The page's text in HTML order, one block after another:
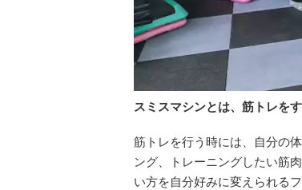
スミスマシンとは、筋トレを
筋トレを行う時には、自分の
ング、トレーニングしたい筋
い方を自分好みに変えられる